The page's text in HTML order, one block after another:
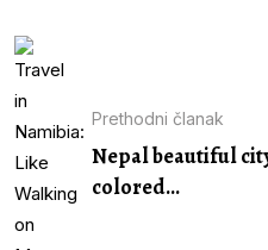
Prethodni članak
Nepal beautiful
colored...